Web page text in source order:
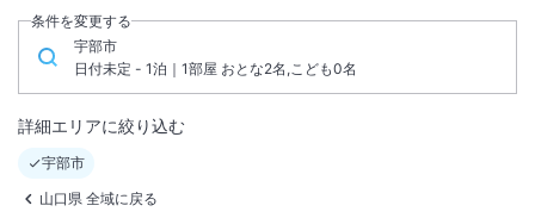
条件を変更する
宇部市
日付未定 - 1泊｜1部屋 おとな2名,こども0名
詳細エリアに絞り込む
宇部市
山口県 全域に戻る